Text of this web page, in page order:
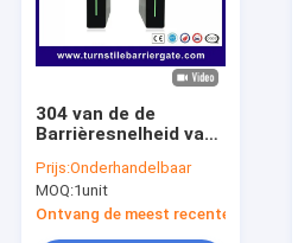
304 van de de
Barrièresnelheid van
Automatische Klep
de Poortturnstile
met Glascomités
Prijs:Onderhandelbaar
MOQ:1unit
Ontvang de meest recente Prijs